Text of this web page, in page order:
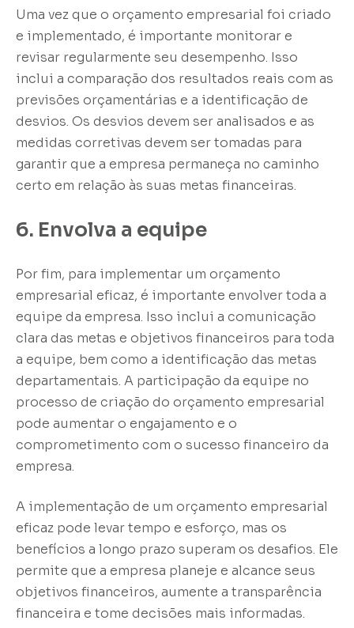
Uma vez que o orçamento empresarial foi criado
e implementado, é importante monitorar e
revisar regularmente seu desempenho. Isso
inclui a comparação dos resultados reais com as
previsões orçamentárias e a identificação de
desvios. Os desvios devem ser analisados e as
medidas corretivas devem ser tomadas para
garantir que a empresa permaneça no caminho
certo em relação às suas metas financeiras.
6. Envolva a equipe
Por fim, para implementar um orçamento
empresarial eficaz, é importante envolver toda a
equipe da empresa. Isso inclui a comunicação
clara das metas e objetivos financeiros para toda
a equipe, bem como a identificação das metas
departamentais. A participação da equipe no
processo de criação do orçamento empresarial
pode aumentar o engajamento e o
comprometimento com o sucesso financeiro da
empresa.
A implementação de um orçamento empresarial
eficaz pode levar tempo e esforço, mas os
benefícios a longo prazo superam os desafios. Ele
permite que a empresa planeje e alcance seus
objetivos financeiros, aumente a transparência
financeira e tome decisões mais informadas.